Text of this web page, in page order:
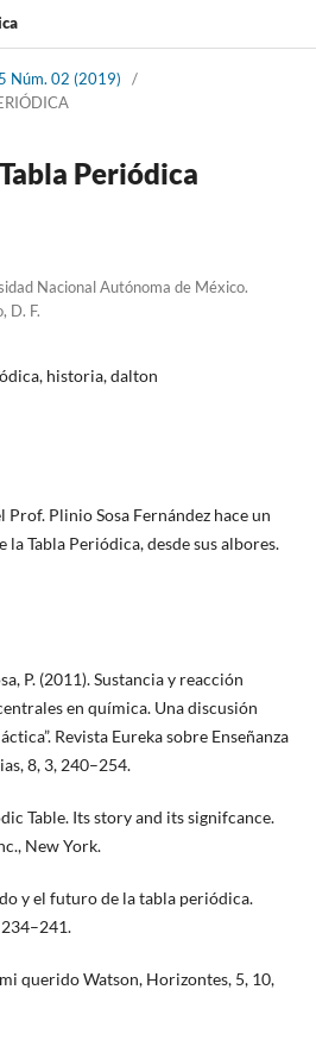
Núm. 02 (2019)
/
Periódica
Nacional Autónoma de México.
D. F.
historia, dalton
Plinio Sosa Fernández hace un
Tabla Periódica, desde sus albores.
P. (2011). Sustancia y reacción
en química. Una discusión
Revista Eureka sobre Enseñanza
8, 3, 240–254.
Table. Its story and its signifcance.
New York.
y el futuro de la tabla periódica.
querido Watson, Horizontes, 5, 10,